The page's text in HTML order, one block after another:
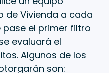
de Vivienda a cada
pase el primer filtro
evaluará el
Algunos de los
son: